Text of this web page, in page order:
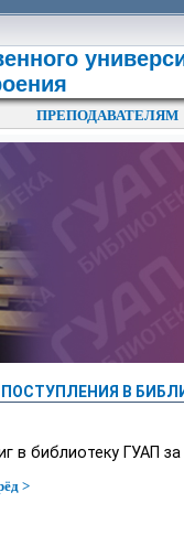
ПРЕПОДАВАТЕЛЯМ
В
в библиотеку ГУАП за
>